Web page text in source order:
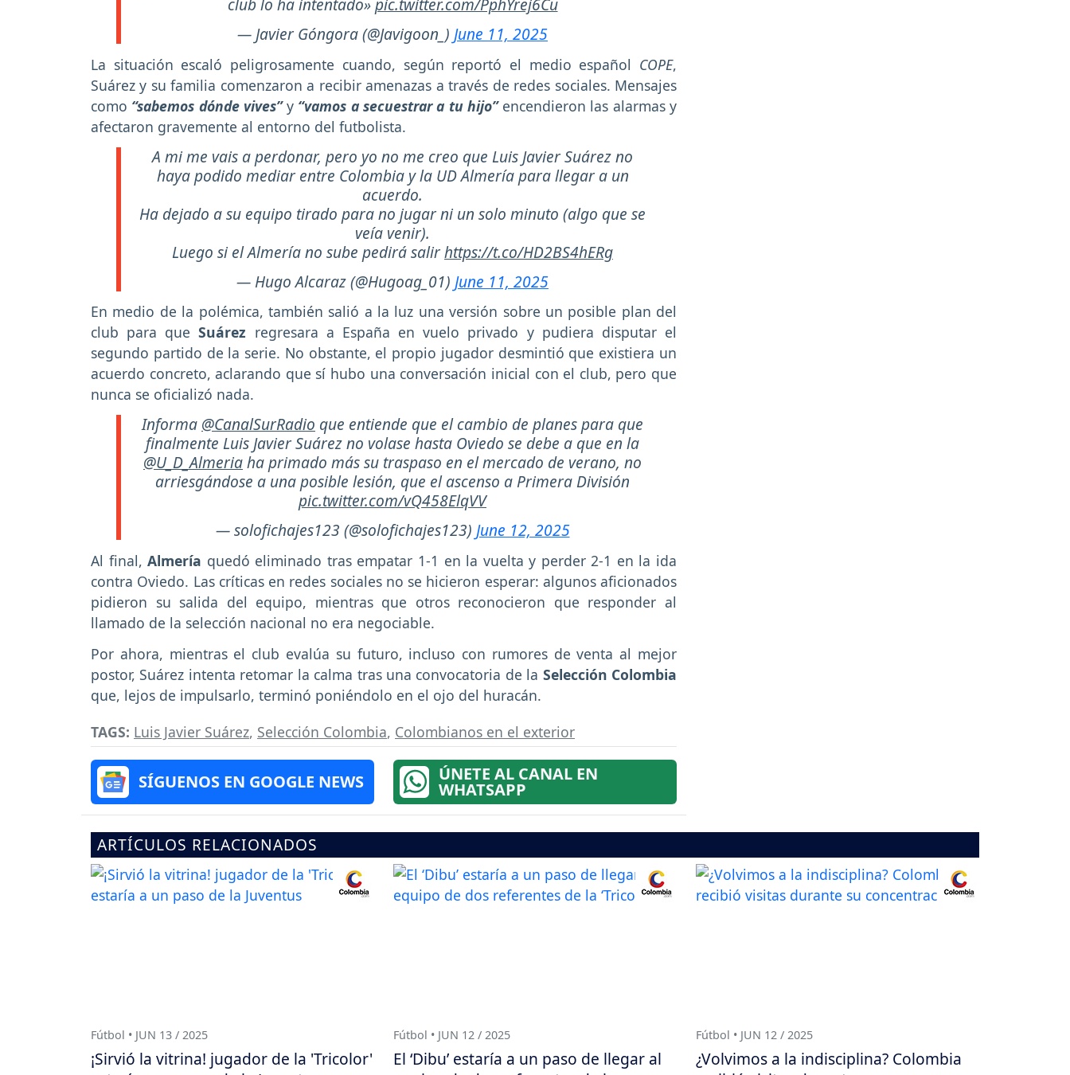
club lo ha intentado»pic.twitter.com/PphYrej6Cu
— Javier Góngora (@Javigoon_) June 11, 2025
La situación escaló peligrosamente cuando, según reportó el medio español COPE,
Suárez y su familia comenzaron a recibir amenazas a través de redes sociales. Mensajes
como “sabemos dónde vives”y “vamos a secuestrar a tu hijo” encendieron las alarmas y
afectaron gravemente al entorno del futbolista.
A mi me vais a perdonar, pero yo no me creo que Luis Javier Suárez no
haya podido mediar entre Colombia y la UD Almería para llegar a un
acuerdo.
Ha dejado a su equipo tirado para no jugar ni un solo minuto (algo que se
veía venir).
Luego si el Almería no sube pedirá salirhttps://t.co/HD2BS4hERg
— Hugo Alcaraz (@Hugoag_01) June 11, 2025
En medio de la polémica, también salió a la luz una versión sobre un posible plan del
club para queSuárez regresara a España en vuelo privado y pudiera disputar el
segundo partido de la serie. No obstante, el propio jugador desmintió que existiera un
acuerdo concreto, aclarando que sí hubo una conversación inicial con el club, pero que
nunca se oficializó nada.
Informa @CanalSurRadio que entiende que el cambio de planes para que
finalmente Luis Javier Suárez no volase hasta Oviedo se debe a que en la
@U_D_Almeriaha primado más su traspaso en el mercado de verano, no
arriesgándose a una posible lesión, que el ascenso a Primera División
pic.twitter.com/vQ458ElqVV
— solofichajes123 (@solofichajes123) June 12, 2025
Al final,Almería quedó eliminado tras empatar 1-1 en la vuelta y perder 2-1 en la ida
contra Oviedo. Las críticas en redes sociales no se hicieron esperar: algunos aficionados
pidieron su salida del equipo, mientras que otros reconocieron que responder al
llamado de la selección nacional no era negociable.
Por ahora, mientras el club evalúa su futuro, incluso con rumores de venta al mejor
postor, Suárez intenta retomar la calma tras una convocatoria de la Selección Colombia
que, lejos de impulsarlo, terminó poniéndolo en el ojo del huracán.
TAGS: Luis Javier Suárez, Selección Colombia, Colombianos en el exterior
SÍGUENOS EN GOOGLE NEWS ÚNETE AL CANAL EN
WHATSAPP
ARTÍCULOS RELACIONADOS
Fútbol • JUN 13 / 2025
¡Sirvió la vitrina! jugador de la 'Tricolor'
Fútbol • JUN 12 / 2025
El ‘Dibu’ estaría a un paso de llegar al
Fútbol • JUN 12 / 2025
¿Volvimos a la indisciplina? Colombia